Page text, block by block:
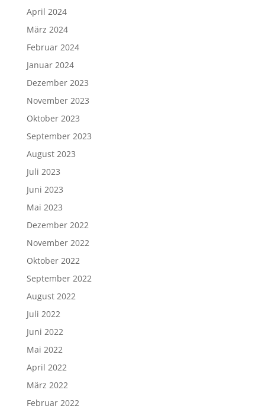
April 2024
März 2024
Februar 2024
Januar 2024
Dezember 2023
November 2023
Oktober 2023
September 2023
August 2023
Juli 2023
Juni 2023
Mai 2023
Dezember 2022
November 2022
Oktober 2022
September 2022
August 2022
Juli 2022
Juni 2022
Mai 2022
April 2022
März 2022
Februar 2022